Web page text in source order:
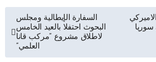
السفارة الإيطالية ومجلس
البحوث احتفلا بالعيد الخامس
لاطلاق مشروع “مركب قانا
العلمي”